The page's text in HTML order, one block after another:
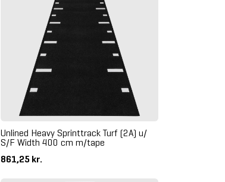
Unlined Heavy Sprinttrack Turf (2A) u/
S/F Width 400 cm m/tape
861,25 kr.